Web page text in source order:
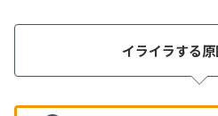
イライラする